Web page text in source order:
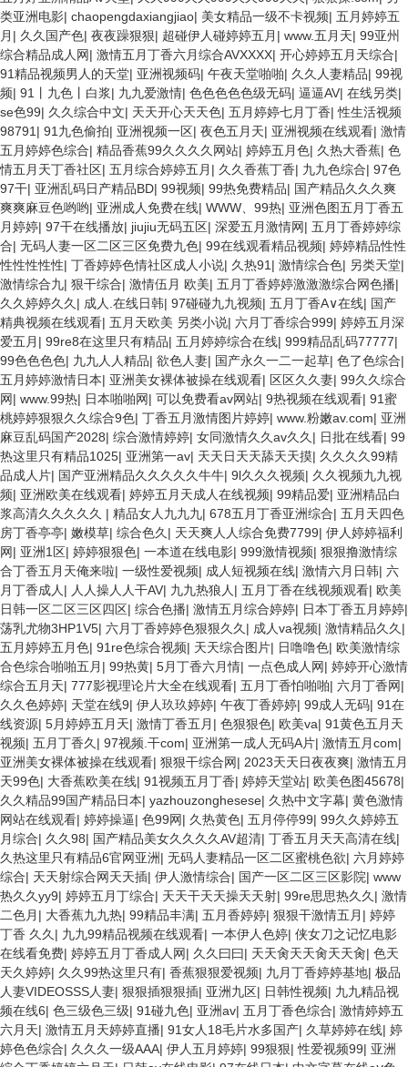
类亚洲电影| chaopengdaxiangjiao| 美女精品一级不卡视频| 五月婷婷五
月 | 久久国产色| 夜夜躁狠狠| 超碰伊人碰婷婷五月 | www.五月天| 99亚州
综合精品成人网| 激情五月丁香六月综合AVXXXX| 开心婷婷五月天综合|
91精品视频男人的天堂| 亚洲视频码| 午夜天堂啪啪| 久久人妻精品| 99视
频| 91丨九色丨白浆| 九九爱激情| 色色色色色级无码| 逼逼AV| 在线另类|
se色99| 久久综合中文| 天天开心天天色| 五月婷婷七月丁香|性生活视频
98791 | 91九色偷拍| 亚洲视频一区| 夜色五月天| 亚洲视频在线观看| 激情
五月婷婷色综合| 精品香蕉99久久久久网站| 婷婷五月色| 久热大香蕉| 色
情五月天丁香社区| 五月综合婷婷五月 | 久久香蕉丁香| 九九色综合| 97色
97干| 亚洲乱码日产精品BD| 99视频| 99热免费精品| 国产精品久久久爽
爽爽麻豆色哟哟| 亚洲成人免费在线| WWW、99热| 亚洲色图五月丁香五
月婷婷| 97干在线播放| jiujiu无码五区| 深爱五月激情网| 五月丁香婷婷综
合| 无码人妻一区二区三区免费九色| 99在线观看精品视频| 婷婷精品性性
性性性性性| 丁香婷婷色情社区成人小说| 久热91 | 激情综合色| 另类天堂|
激情综合九| 狠干综合| 激情伍月 欧美| 五月丁香婷婷激激激综合网色播|
久久婷婷久久 | 成人.在线日韩| 97碰碰九九视频| 五月丁香A∨在线| 国产
精典视频在线观看| 五月天欧美 另类小说| 六月丁香综合999| 婷婷五月深
爱五月 | 99re8在这里只有精品| 五月婷婷综合在线| 999精品乱码77777|
99色色色色| 九九人人精品| 欲色人妻| 国产永久一二一起草| 色了色综合|
五月婷婷激情日本| 亚洲美女裸体被操在线观看| 区区久久妻| 99久久综合
网| www.99热| 日本啪啪网| 可以免费看av网站| 9热视频在线观看| 91蜜
桃婷婷狠狠久久综合9色| 丁香五月激情图片婷婷| www.粉嫩av.com| 亚洲
麻豆乱码国产2028| 综合激情婷婷| 女同激情久久av久久 | 日批在线看| 99
热这里只有精品1025| 亚洲第一av| 天天日天天舔天天摸| 久久久久99精
品成人片| 国产亚洲精品久久久久久牛牛| 9l久久久视频| 久久视频九九视
频| 亚洲欧美在线观看| 婷婷五月天成人在线视频| 99精品爱| 亚洲精品白
浆高清久久久久久 | 精品女人九九九| 678五月丁香亚洲综合| 五月天四色
房丁香亭亭| 嫩模草| 综合色久 | 天天爽人人综合免费7799| 伊人婷婷福利
网| 亚洲1区| 婷婷狠狠色| 一本道在线电影| 999激情视频| 狠狠撸激情综
合丁香五月天俺来啦| 一级性爱视频| 成人短视频在线| 激情六月日韩| 六
月丁香成人 | 人人操人人干AV| 九九热狼人 | 五月丁香在线视频观看| 欧美
日韩一区二区三区四区| 综合色播| 激情五月综合婷婷| 日本丁香五月婷婷|
荡乳尤物3HP1V5| 六月丁香婷婷色狠狠久久 | 成人va视频| 激情精品久久 |
五月婷婷五月色| 91re色综合视频| 天天综合图片| 日噜噜色| 欧美激情综
合色综合啪啪五月 | 99热黄| 5月丁香六月情| 一点色成人网| 婷婷开心激情
综合五月天| 777影视理论片大全在线观看| 五月丁香怕啪啪| 六月丁香网|
久久色婷婷| 天堂在线9| 伊人玖玖婷婷| 午夜丁香婷婷| 99成人无码| 91在
线资源| 5月婷婷五月天| 激情丁香五月 | 色狠狠色| 欧美va| 91黄色五月天
视频| 五月丁香久 | 97视频.干com| 亚洲第一成人无码A片| 激情五月com|
亚洲美女裸体被操在线观看| 狠狠干综合网| 2023天天日夜夜爽| 激情五月
天99色| 大香蕉欧美在线| 91视频五月丁香| 婷婷天堂站| 欧美色图45678|
久久精品99国产精品日本| yazhouzonghesese| 久热中文字幕| 黄色激情
网站在线观看| 婷婷操逼| 色99网| 久热黄色| 五月停停99| 99久久婷婷五
月综合| 久久98| 国产精品美女久久久久AV超清| 丁香五月天天高清在线|
久热这里只有精品6官网亚洲| 无码人妻精品一区二区蜜桃色欲| 六月婷婷
综合| 天天射综合网天天插| 伊人激情综合| 国产一区二区三区影院| www
热久久yy9| 婷婷五月丁综合| 天天干天天操天天射| 99re思思热久久 | 激情
二色月 | 大香蕉九九热| 99精品丰满| 五月香婷婷| 狠狠干激情五月 | 婷婷
丁香 久久 | 九九99精品视频在线观看| 一本伊人色婷| 侠女刀之记忆电影
在线看免费| 婷婷五月丁香成人网| 久久曰曰| 天天肏天天肏天天肏| 色天
天久婷婷| 久久99热这里只有| 香蕉狠狠爱视频| 九月丁香婷婷基地| 极品
人妻VIDEOSSS人妻| 狠狠插狠狠插| 亚洲九区| 日韩性视频| 九九精品视
频在线6| 色三级色三级| 91碰九色| 亚洲av| 五月丁香色综合| 激情婷婷五
六月天| 激情五月天婷婷直播| 91女人18毛片水多国产| 久草婷婷在线| 婷
婷色色综合| 久久久一级AAA| 伊人五月婷婷| 99狠狠|性爱视频99| 亚洲